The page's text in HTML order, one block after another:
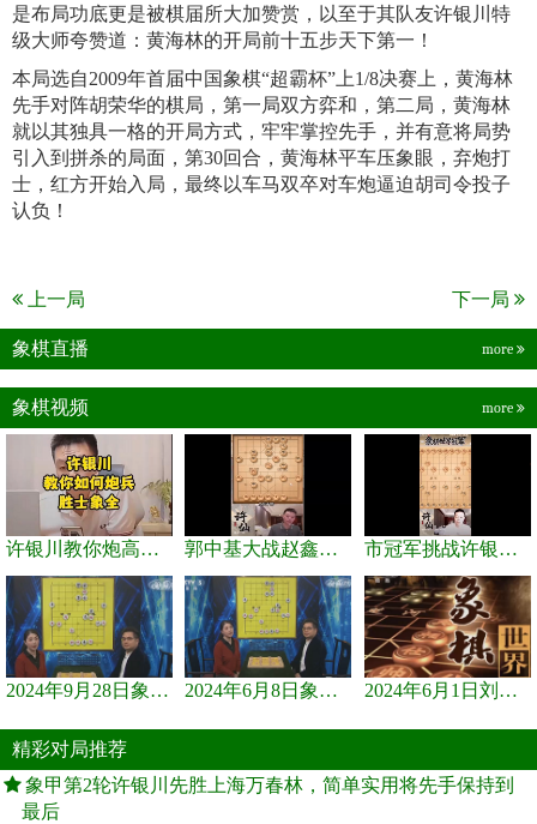
是布局功底更是被棋届所大加赞赏，以至于其队友许银川特
级大师夸赞道：黄海林的开局前十五步天下第一！
本局选自2009年首届中国象棋“超霸杯”上1/8决赛上，黄海林
先手对阵胡荣华的棋局，第一局双方弈和，第二局，黄海林
就以其独具一格的开局方式，牢牢掌控先手，并有意将局势
引入到拼杀的局面，第30回合，黄海林平车压象眼，弃炮打
士，红方开始入局，最终以车马双卒对车炮逼迫胡司令投子
认负！
上一局 下一局
象棋直播 more
象棋视频 more
许银川教你炮高兵士象全如何赢士象全，简单四步即可 郭中基大战赵鑫鑫，许银川激情讲解 市冠军挑战许银川，急进中兵变化真激烈！
2024年9月28日象棋世界栏目，刘君、蒋川讲解了第九届杨官璘杯象棋... 2024年6月8日象棋世界，刘君、蒋川讲解了第九届杨官璘杯全国象棋... 2024年6月1日刘君、蒋川讲解第三届上海杯象棋大师赛谢靖与李少庚...
精彩对局推荐
象甲第2轮许银川先胜上海万春林，简单实用将先手保持到
最后